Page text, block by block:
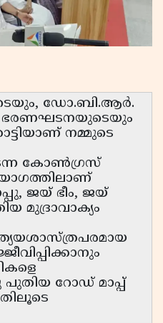
ഡോ.ബി.ആര്‍.
ഭരണഘടനയുടെയും
നമ്മുടെ
കോണ്‍ഗ്രസ്
ജയ് ഭീം, ജയ്
മുദ്രാവാക്യം
പുതിയ റോഡ് മാപ്പ്